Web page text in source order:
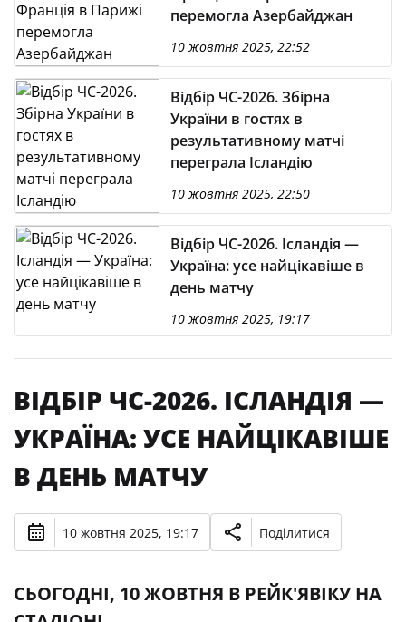
перемогла Азербайджан
10 жовтня 2025, 22:52
Відбір ЧС-2026. Збірна
України в гостях в
результативному матчі
переграла Ісландію
10 жовтня 2025, 22:50
Відбір ЧС-2026. Ісландія —
Україна: усе найцікавіше в
день матчу
10 жовтня 2025, 19:17
ВІДБІР ЧС-2026. ІСЛАНДІЯ —
УКРАЇНА: УСЕ НАЙЦІКАВІШЕ
В ДЕНЬ МАТЧУ
10 жовтня 2025, 19:17 Поділитися
СЬОГОДНІ, 10 ЖОВТНЯ В РЕЙК'ЯВІКУ НА